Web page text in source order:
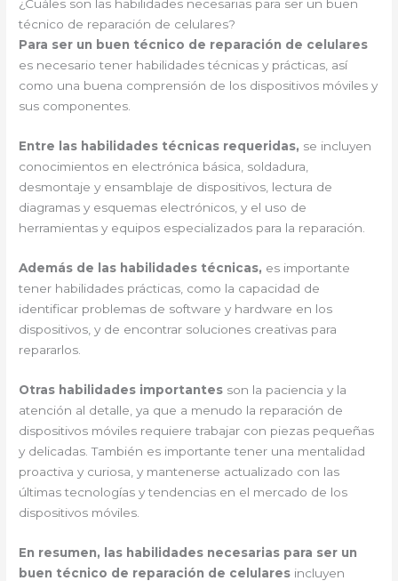
¿Cuáles son las habilidades necesarias para ser un buen
técnico de reparación de celulares?
Para ser un buen técnico de reparación de celulares
es necesario tener habilidades técnicas y prácticas, así
como una buena comprensión de los dispositivos móviles y
sus componentes.
Entre las habilidades técnicas requeridas, se incluyen
conocimientos en electrónica básica, soldadura,
desmontaje y ensamblaje de dispositivos, lectura de
diagramas y esquemas electrónicos, y el uso de
herramientas y equipos especializados para la reparación.
Además de las habilidades técnicas, es importante
tener habilidades prácticas, como la capacidad de
identificar problemas de software y hardware en los
dispositivos, y de encontrar soluciones creativas para
repararlos.
Otras habilidades importantes son la paciencia y la
atención al detalle, ya que a menudo la reparación de
dispositivos móviles requiere trabajar con piezas pequeñas
y delicadas. También es importante tener una mentalidad
proactiva y curiosa, y mantenerse actualizado con las
últimas tecnologías y tendencias en el mercado de los
dispositivos móviles.
En resumen, las habilidades necesarias para ser un
buen técnico de reparación de celulares incluyen